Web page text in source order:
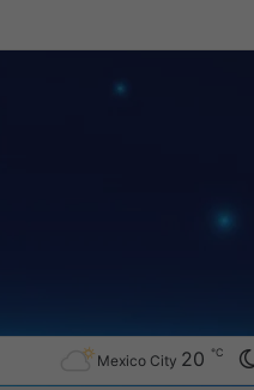
Mexico City 20 ℃